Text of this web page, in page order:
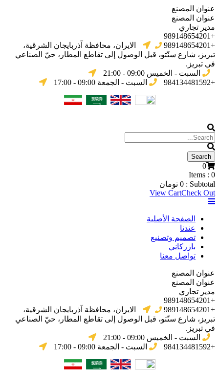
عنوان المصنع
عنوان المصنع
مدير تجاري
+989148654201
+989148654201
الایران، محافظة آذربایجان الشرقیة،
تبریز، شارع سنّتو، قبل الوصول إلى تقاطع المطار، حيّ الصناعي
في تبریز.
السبت - الخميس 09:00 - 21:00
+984134481592
السبت - الجمعة 09:00 - 17:00
0
Items : 0
Subtotal :
0 تومان
View CartCheck Out
الصفحة الأصلية
عندنا
تصميم وتصنيع
بازركاني
تواصل معنا
عنوان المصنع
عنوان المصنع
مدير تجاري
+989148654201
+989148654201
الایران، محافظة آذربایجان الشرقیة،
تبریز، شارع سنّتو، قبل الوصول إلى تقاطع المطار، حيّ الصناعي
في تبریز.
السبت - الخميس 09:00 - 21:00
+984134481592
السبت - الجمعة 09:00 - 17:00